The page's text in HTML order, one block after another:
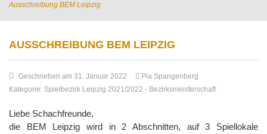
Ausschreibung BEM Leipzig
AUSSCHREIBUNG BEM LEIPZIG
Geschrieben am 31. Januar 2022
Pia Spangenberg
Kategorie: Spielbezirk Leipzig 2021/2022 - Bezirksmeisterschaft
Liebe Schachfreunde,
die BEM Leipzig wird in 2 Abschnitten, auf 3 Spiellokale